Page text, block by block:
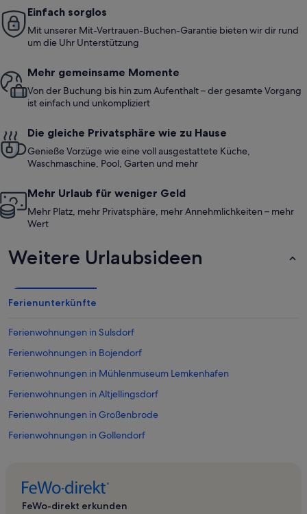
Einfach sorglos
Mit unserer Mit-Vertrauen-Buchen-Garantie bieten wir dir rund
um die Uhr Unterstützung
Mehr gemeinsame Momente
Von der Buchung bis hin zum Aufenthalt – der gesamte Vorgang
ist einfach und unkompliziert
Die gleiche Privatsphäre wie zu Hause
Genieße Vorzüge wie eine voll ausgestattete Küche,
Waschmaschine, Pool, Garten und mehr
Mehr Urlaub für weniger Geld
Mehr Platz, mehr Privatsphäre, mehr Annehmlichkeiten – mehr
Wert
Weitere Urlaubsideen
Ferienunterkünfte
Ferienwohnungen in Sulsdorf
Ferienwohnungen in Bojendorf
Ferienwohnungen in Mühlenmuseum Lemkenhafen
Ferienwohnungen in Altjellingsdorf
Ferienwohnungen in Großenbrode
Ferienwohnungen in Gollendorf
Ferienwohnungen in Schlagsdorf
FeWo-direkt erkunden